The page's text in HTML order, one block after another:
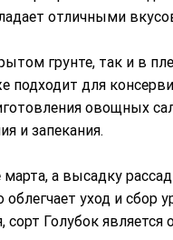
отличными
грунте, так и в
для
овощных
и запекания.
а высадку
уход и сбор
сорт Голубок